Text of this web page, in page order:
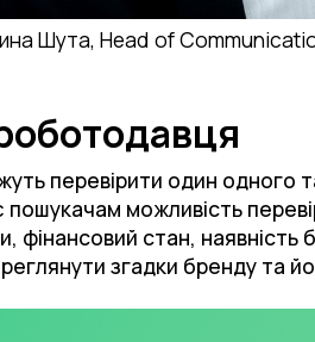
Шута, Head of
перевірити один одного
пошукачам можливість
фінансовий стан,
згадки бренду та